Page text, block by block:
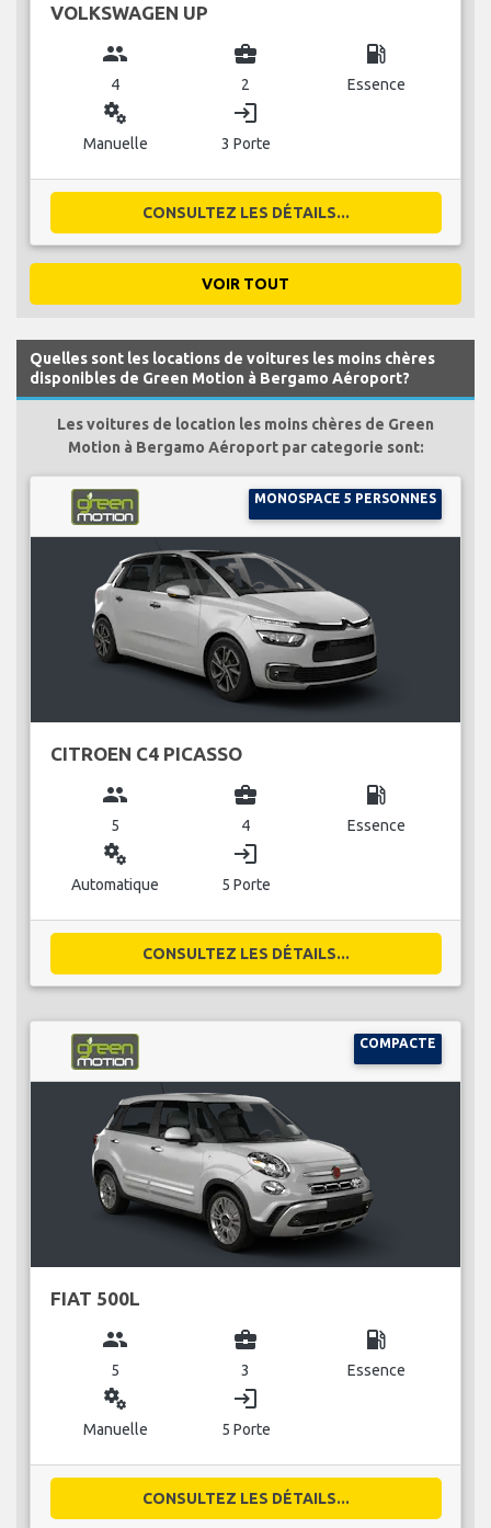
VOLKSWAGEN UP
group
4
business_center
2
local_gas_station
Essence
miscellaneous_services
Manuelle
login
3 Porte
CONSULTEZ LES DÉTAILS...
VOIR TOUT
Quelles sont les locations de voitures les moins chères
disponibles de Green Motion à Bergamo Aéroport?
Les voitures de location les moins chères de Green
Motion à Bergamo Aéroport par categorie sont:
MONOSPACE 5 PERSONNES
CITROEN C4 PICASSO
group
5
business_center
4
local_gas_station
Essence
miscellaneous_services
Automatique
login
5 Porte
CONSULTEZ LES DÉTAILS...
COMPACTE
FIAT 500L
group
5
business_center
3
local_gas_station
Essence
miscellaneous_services
Manuelle
login
5 Porte
CONSULTEZ LES DÉTAILS...